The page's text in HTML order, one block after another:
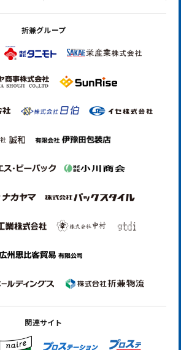
折兼グループ
関連サイト